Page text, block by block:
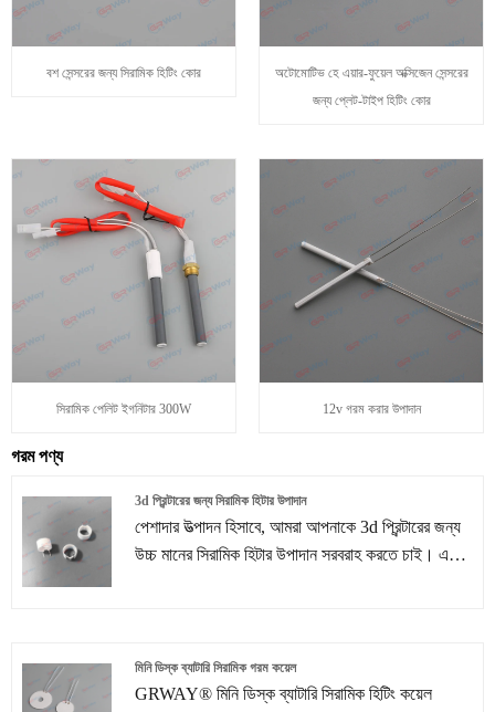
বশ সেন্সরের জন্য সিরামিক হিটিং কোর
অটোমোটিভ হে এয়ার-ফুয়েল অক্সিজেন সেন্সরের
জন্য প্লেট-টাইপ হিটিং কোর
সিরামিক পেলিট ইগনিটার 300W 12v গরম করার উপাদান
গরম পণ্য
3d প্রিন্টারের জন্য সিরামিক হিটার উপাদান
পেশাদার উত্পাদন হিসাবে, আমরা আপনাকে 3d প্রিন্টারের জন্য
উচ্চ মানের সিরামিক হিটার উপাদান সরবরাহ করতে চাই। এবং
মিনি ডিস্ক ব্যাটারি সিরামিক গরম কয়েল
GRWAY® মিনি ডিস্ক ব্যাটারি সিরামিক হিটিং কয়েল